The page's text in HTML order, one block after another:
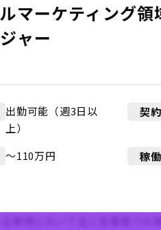
マーケティング
ャー
出勤可能（週3日以
上）
契
〜110万円 稼